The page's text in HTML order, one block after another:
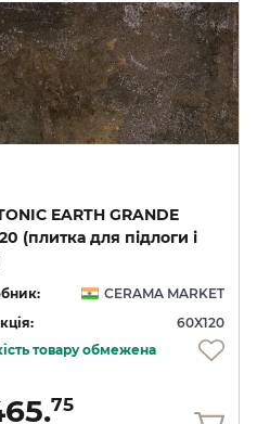
EARTH GRANDE
(плитка для підлоги і
CERAMA MARKET
60X120
товару обмежена
75